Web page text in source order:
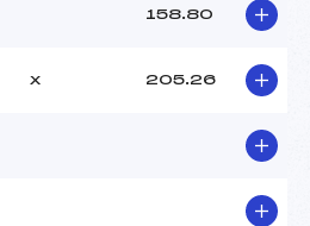
158.80
x 205.26